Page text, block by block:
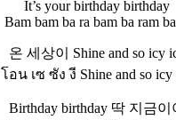
It’s your birthday birthday
Bam bam ba ra bam ba ram
온 세상이 Shine and so icy
โอน เซ ซัง งี Shine and so icy
Birthday birthday 딱 지금이